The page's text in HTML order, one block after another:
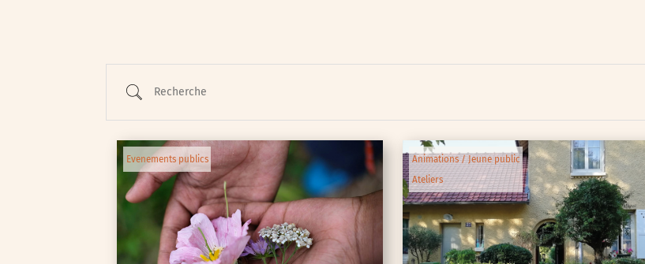
Cycle de rencontres
Expositions
Œuvre collective/participative
Parcours en autonomie
Parole aux habitants
Randonnées
Spectacle et performances
Evenements publics
Animations / Jeune public
Ateliers